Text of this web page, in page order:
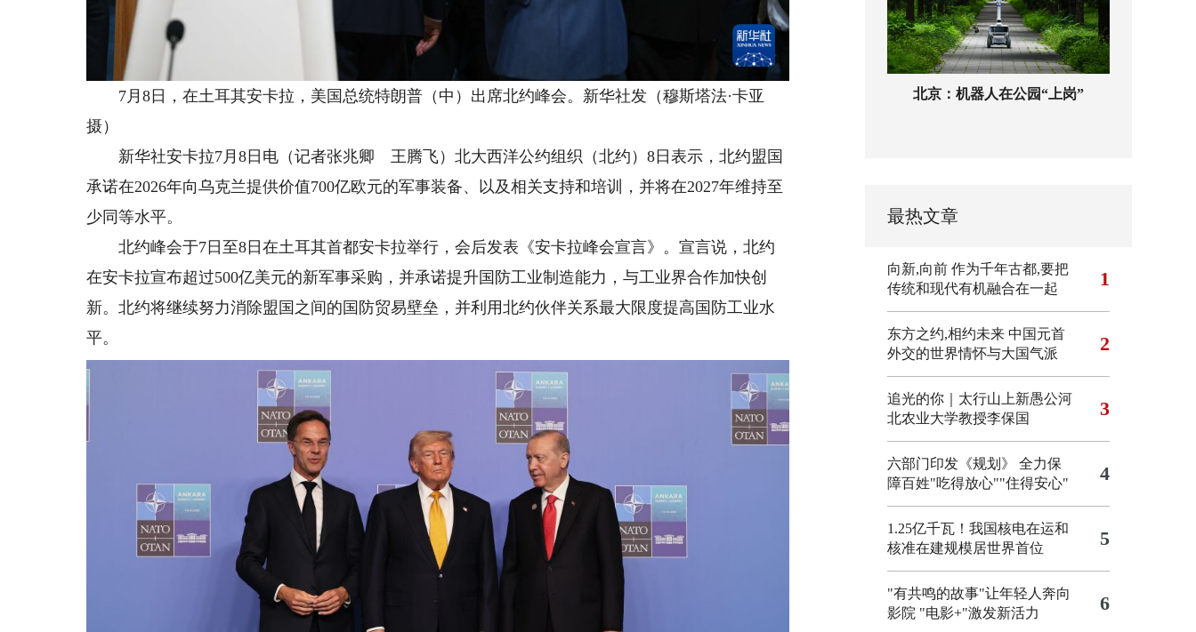
7月8日，在土耳其安卡拉，美国总统特朗普（中）出席北约峰会。新华社发（穆斯塔法·卡亚
摄）
新华社安卡拉7月8日电（记者张兆卿 王腾飞）北大西洋公约组织（北约）8日表示，北约盟国
承诺在2026年向乌克兰提供价值700亿欧元的军事装备、以及相关支持和培训，并将在2027年维持至
少同等水平。
北约峰会于7日至8日在土耳其首都安卡拉举行，会后发表《安卡拉峰会宣言》。宣言说，北约
在安卡拉宣布超过500亿美元的新军事采购，并承诺提升国防工业制造能力，与工业界合作加快创
新。北约将继续努力消除盟国之间的国防贸易壁垒，并利用北约伙伴关系最大限度提高国防工业水
平。
北京：机器人在公园“上岗”
最热文章
向新,向前 作为千年古都,要把
传统和现代有机融合在一起
1
东方之约,相约未来 中国元首
外交的世界情怀与大国气派
2
追光的你｜太行山上新愚公河
北农业大学教授李保国
3
六部门印发《规划》 全力保
障百姓"吃得放心""住得安心"
4
1.25亿千瓦！我国核电在运和
核准在建规模居世界首位
5
"有共鸣的故事"让年轻人奔向
影院 "电影+"激发新活力 6